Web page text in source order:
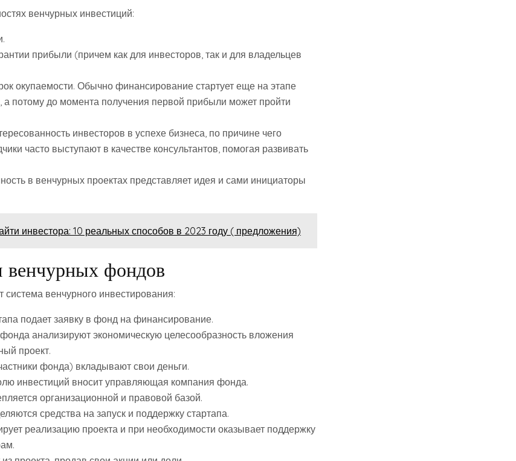
венчурных инвестиций:
прибыли (причем как для инвесторов, так и для владельцев
окупаемости. Обычно финансирование стартует еще на этапе
а потому до момента получения первой прибыли может пройти
инвесторов в успехе бизнеса, по причине чего
часто выступают в качестве консультантов, помогая развивать
в венчурных проектах представляет идея и сами инициаторы
инвестора: 10 реальных способов в 2023 году ( предложения)
венчурных фондов
система венчурного инвестирования:
подает заявку в фонд на финансирование.
анализируют экономическую целесообразность вложения
проект.
фонда) вкладывают свои деньги.
инвестиций вносит управляющая компания фонда.
организационной и правовой базой.
средства на запуск и поддержку стартапа.
реализацию проекта и при необходимости оказывает поддержку